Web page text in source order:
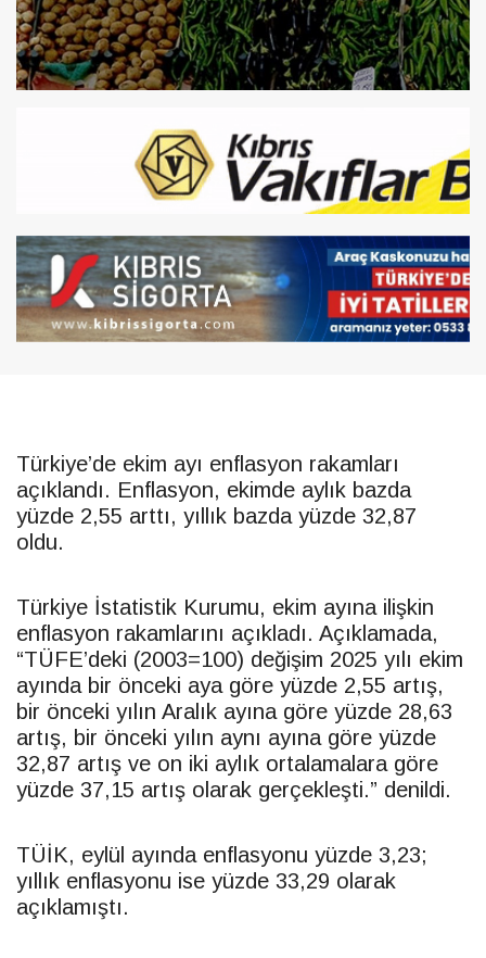
Türkiye’de ekim ayı enflasyon rakamları
açıklandı. Enflasyon, ekimde aylık bazda
yüzde 2,55 arttı, yıllık bazda yüzde 32,87
oldu.
Türkiye İstatistik Kurumu, ekim ayına ilişkin
enflasyon rakamlarını açıkladı. Açıklamada,
“TÜFE’deki (2003=100) değişim 2025 yılı ekim
ayında bir önceki aya göre yüzde 2,55 artış,
bir önceki yılın Aralık ayına göre yüzde 28,63
artış, bir önceki yılın aynı ayına göre yüzde
32,87 artış ve on iki aylık ortalamalara göre
yüzde 37,15 artış olarak gerçekleşti.” denildi.
TÜİK, eylül ayında enflasyonu yüzde 3,23;
yıllık enflasyonu ise yüzde 33,29 olarak
açıklamıştı.